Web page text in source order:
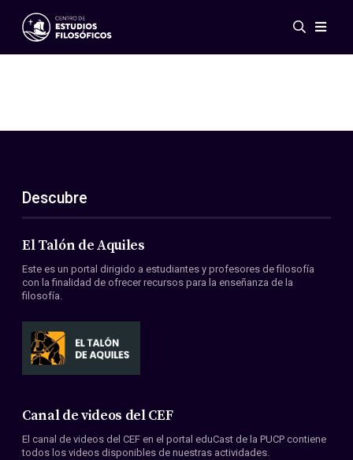
Eventos
ES
EN
Acerca de nosotros
Miembros
Convenios
Descubre
El Talón de Aquiles
Este es un portal dirigido a estudiantes y profesores de filosofía
con la finalidad de ofrecer recursos para la enseñanza de la
filosofía.
Canal de videos del CEF
El canal de videos del CEF en el portal eduCast de la PUCP contiene
todos los videos disponibles de nuestras actividades.